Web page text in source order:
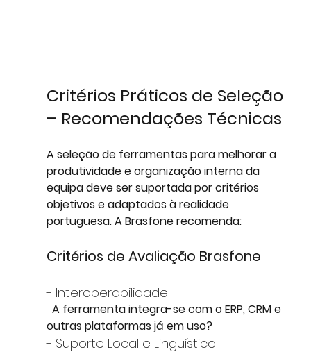
Critérios Práticos de Seleção
– Recomendações Técnicas
A seleção de ferramentas para melhorar a
produtividade e organização interna da
equipa deve ser suportada por critérios
objetivos e adaptados à realidade
portuguesa. A Brasfone recomenda:
Critérios de Avaliação Brasfone
- Interoperabilidade:
outras plataformas já em uso?
- Suporte Local e Linguístico: